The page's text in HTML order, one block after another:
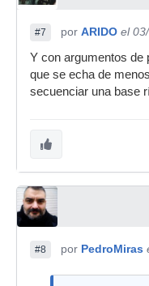
#7 por ARIDO el
Y con argumentos de
que se echa de
secuenciar una base
#8 por PedroMiras